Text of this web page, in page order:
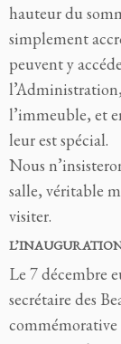
hauteur du
simplement
peuvent y
l’immeuble, et
leur est spécial.
Nous
salle, véritable
visiter.
Le 7 décembre
secrétaire des